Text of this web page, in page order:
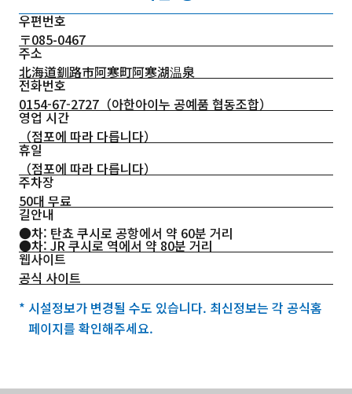
우편번호
〒085-0467
주소
北海道釧路市阿寒町阿寒湖温泉
전화번호
0154-67-2727 （아한아이누 공예품 협동조합）
영업 시간
（점포에 따라 다릅니다）
휴일
（점포에 따라 다릅니다）
주차장
50대 무료
길안내
●차: 탄쵸 쿠시로 공항에서 약 60분 거리
●차: JR 쿠시로 역에서 약 80분 거리
웹사이트
공식 사이트
* 시설정보가 변경될 수도 있습니다. 최신정보는 각 공식홈
페이지를 확인해주세요.